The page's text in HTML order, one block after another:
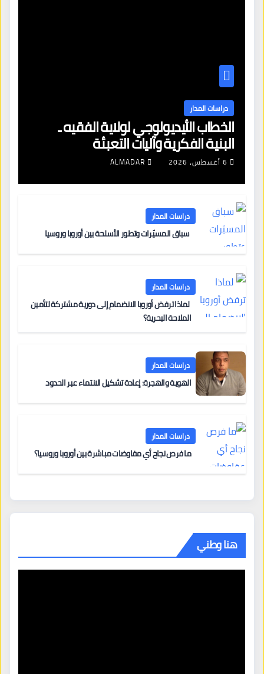
دراسات المدار
الخطاب الأيديولوجي لولاية الفقيه ـ
البنية الفكرية وآليات التعبئة
6 أغسطس، 2026 ALMADAR
دراسات المدار
سباق المسيّرات وتطور الأسلحة بين أوروبا وروسيا
دراسات المدار
لماذا ترفض أوروبا الانضمام إلى دورية مشتركة لتأمين
الملاحة البحرية؟
دراسات المدار
الهوية والهجرة: إعادة تشكيل الانتماء عبر الحدود
دراسات المدار
ما فرص نجاح أي مفاوضات مباشرة بين أوروبا وروسيا؟
هنا وطني